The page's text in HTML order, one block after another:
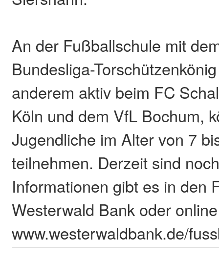
An der Fußballschule mit
Bundesliga-
anderem aktiv beim FC
Köln und dem VfL Bochum,
Jugendliche im Alter von 7
teilnehmen. Derzeit sind
Informationen gibt es in den
Westerwald Bank oder
www.westerwaldbank.de/